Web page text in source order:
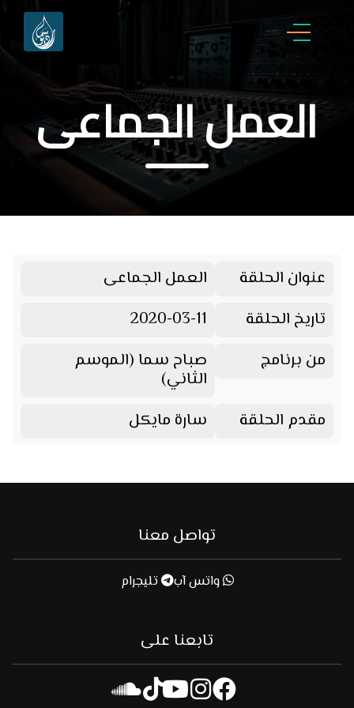
العمل الجماعى
عنوان الحلقة
العمل الجماعى
تاريخ الحلقة
2020-03-11
من برنامج
صباح سما (الموسم
الثاني)
مقدم الحلقة
سارة مايكل
تواصل معنا
واتس آب تليجرام
تابعنا على